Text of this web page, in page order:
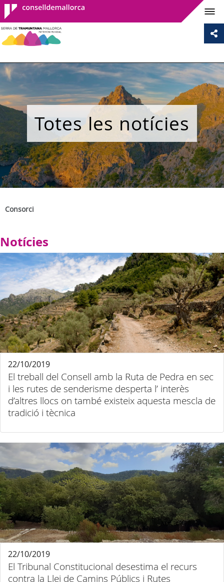
Consell de
Mallorca
Totes les notícies
Consorci
Notícies
El treball del Consell amb la Ruta de Pedra en sec
i les rutes de senderisme desperta l’ interès
d’altres llocs on també existeix aquesta mescla de
tradició i tècnica
22/10/2019
El Tribunal Constitucional desestima el recurs
contra la Llei de Camins Públics i Rutes
22/10/2019